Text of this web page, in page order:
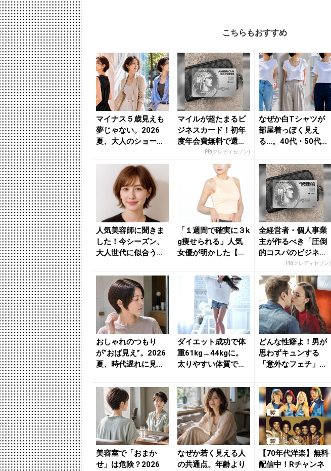
こちらもおすすめ
マイナス５歳見えも
夢じゃない。2026
夏、大人のショート
れ...
マイルが超たまるビ
ジネスカード！初年
度年会費無料で還元
率最大1.125%PR(クレディセゾン)
なぜか白Tシャツが
部屋着っぽく見え
る…。40代・50代が
イン...
人気美容師に聞きま
した！今シーズン、
大人世代に似合う
ヘア】３選...
「１週間で確実に３k
g痩せられる」人気
女優が明かした【簡
ツ -...
全経営者・個人事業
主が作るべき「圧倒
的コスパのビジネス
カード」PR(クレディセゾン)
おしゃれのつもり
が“おば見え”。2026
夏、時代遅れに見ら
ヘア...
ダイエット成功で体
重61kg→44kgに。
太りやすい体質でも
プ】...
どんな性癖よ！男が
思わずキュンする
「意外なフェチ」と
ス｜b...
美容室で「おまか
せ」は危険？2026
なぜか若く見える人
の共通点。年齢より
【70年代洋楽】無料
配信中！Rチャンネ